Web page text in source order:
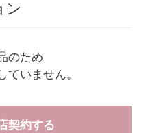
ン
のため
ていません。
契約する